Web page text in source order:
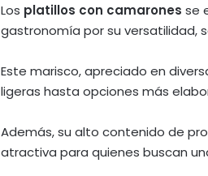
Los platillos con camarones se
gastronomía por su versatilidad,
Este marisco, apreciado en
ligeras hasta opciones más
Además, su alto contenido de
atractiva para quienes buscan